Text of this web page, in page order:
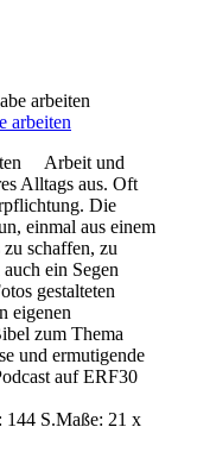
arbeiten
Arbeit und
Alltags aus. Oft
Die
einmal aus einem
schaffen, zu
ein Segen
gestalteten
eigenen
zum Thema
und ermutigende
auf ERF30
S.Maße: 21 x